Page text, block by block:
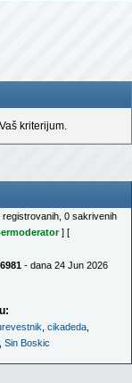
kriterijum.
0 sakrivenih
] [
- dana 24 Jun 2026
cikadeda
Sin Boskic